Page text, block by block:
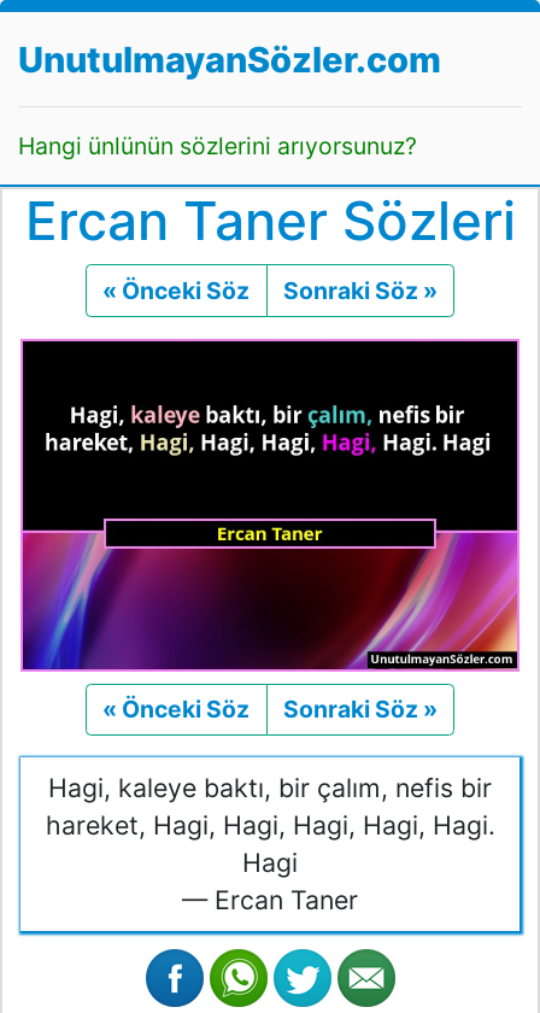
UnutulmayanSözler.com
Hangi ünlünün sözlerini arıyorsunuz?
Ercan Taner Sözleri
« Önceki Söz Önceki
Sonraki Söz »
« Önceki Söz Önceki
Sonraki Söz »
Hagi, kaleye baktı, bir çalım, nefis bir
hareket, Hagi, Hagi, Hagi, Hagi, Hagi.
Hagi
— Ercan Taner